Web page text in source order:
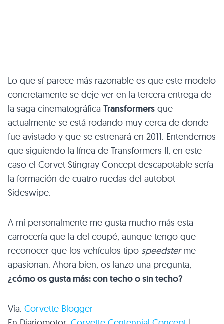
Lo que sí parece más razonable es que este modelo
concretamente se deje ver en la tercera entrega de
la saga cinematográfica Transformers que
actualmente se está rodando muy cerca de donde
fue avistado y que se estrenará en 2011. Entendemos
que siguiendo la línea de Transformers II, en este
caso el Corvet Stingray Concept descapotable sería
la formación de cuatro ruedas del autobot
Sideswipe.
A mí personalmente me gusta mucho más esta
carrocería que la del coupé, aunque tengo que
reconocer que los vehículos tipo speedsterme
apasionan. Ahora bien, os lanzo una pregunta,
¿cómo os gusta más: con techo o sin techo?
Vía: Corvette Blogger